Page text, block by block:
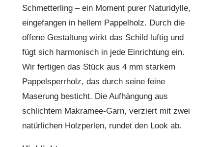
Schmetterling – ein Moment purer Naturidylle,
eingefangen in hellem Pappelholz. Durch die
offene Gestaltung wirkt das Schild luftig und
fügt sich harmonisch in jede Einrichtung ein.
Wir fertigen das Stück aus 4 mm starkem
Pappelsperrholz, das durch seine feine
Maserung besticht. Die Aufhängung aus
schlichtem Makramee-Garn, verziert mit zwei
natürlichen Holzperlen, rundet den Look ab.